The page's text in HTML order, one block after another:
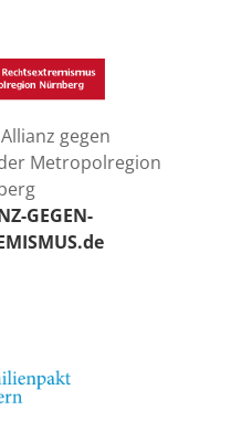
gegen
Metropolregion
GEGEN-